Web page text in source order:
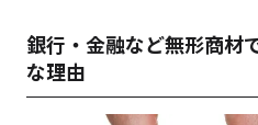
銀行・金融など無形商材
な理由